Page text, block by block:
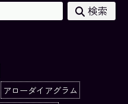
検索
アローダイアグラム